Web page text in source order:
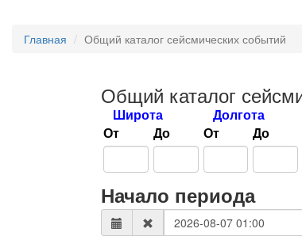
Главная Общий каталог сейсмических событий
Общий каталог
Широта Долгота
От
До От До
Начало периода